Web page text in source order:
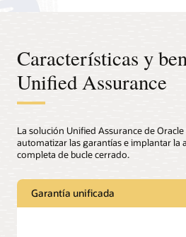
Características y
Unified Assurance
La solución Unified Assurance de
automatizar las garantías e implantar la
completa de bucle cerrado.
Garantía unificada